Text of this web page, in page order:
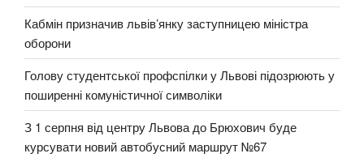
Кабмін призначив львів’янку заступницею міністра
оборони
Голову студентської профспілки у Львові підозрюють у
поширенні комуністичної символіки
З 1 серпня від центру Львова до Брюхович буде
курсувати новий автобусний маршрут №67